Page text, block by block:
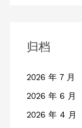
归档
2026 年 7 月
2026 年 6 月
2026 年 4 月